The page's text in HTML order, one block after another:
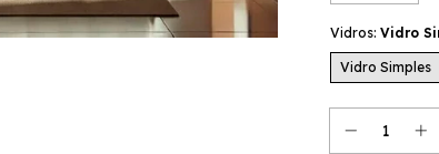
Vidros: Vidro
Vidro Simples